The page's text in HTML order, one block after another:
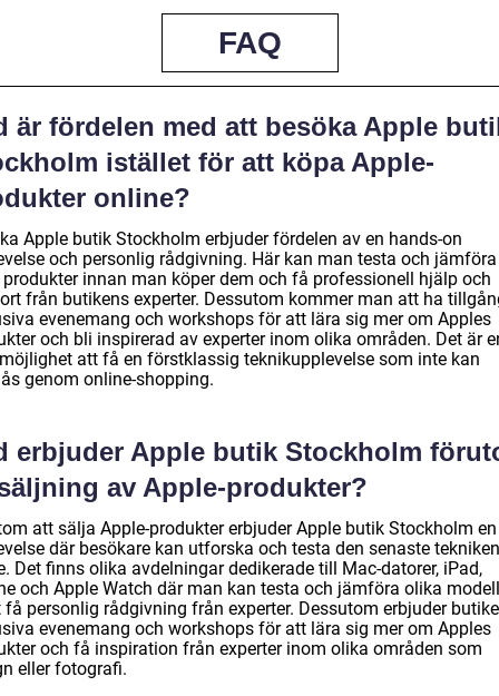
FAQ
är fördelen med att besöka Apple
istället för att köpa Apple-
online?
Apple butik Stockholm erbjuder fördelen av en hands-on
och personlig rådgivning. Här kan man testa och jämföra
innan man köper dem och få professionell hjälp och
från butikens experter. Dessutom kommer man att ha
evenemang och workshops för att lära sig mer om Apples
och bli inspirerad av experter inom olika områden. Det är
att få en förstklassig teknikupplevelse som inte kan
genom online-shopping.
erbjuder Apple butik Stockholm
av Apple-produkter?
att sälja Apple-produkter erbjuder Apple butik Stockholm
där besökare kan utforska och testa den senaste
Det finns olika avdelningar dedikerade till Mac-datorer, iPad,
och Apple Watch där man kan testa och jämföra olika
få personlig rådgivning från experter. Dessutom erbjuder
evenemang och workshops för att lära sig mer om Apples
och få inspiration från experter inom olika områden som
eller fotografi.